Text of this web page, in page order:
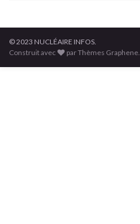
© 2023 NUCLÉAIRE INFOS.
Construit avec
par Thèmes Graphene.